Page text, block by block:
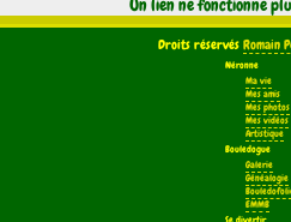
Un lien ne fonctionne
Droits réservés Romain
Néronne
Ma vie
Mes amis
Mes photos
Mes vidéos
Artistique
Bouledogue
Galerie
Généalogie
EMMB